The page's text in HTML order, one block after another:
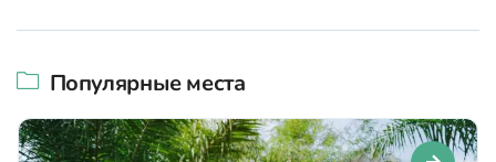
Популярные места